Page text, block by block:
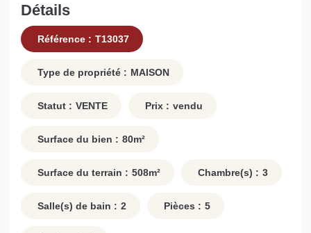
Détails
Référence : T13037
Type de propriété : MAISON
Statut : VENTE Prix : vendu
Surface du bien : 80m²
Surface du terrain : 508m² Chambre(s) : 3
Salle(s) de bain : 2 Pièces : 5